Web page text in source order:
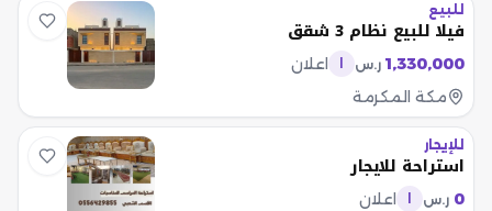
للبيع
فيلا للبيع نظام 3 شقق
1,330,000 ر.س
اعلان
مكة المكرمة
للإيجار
استراحة للايجار
0 ر.س
اعلان